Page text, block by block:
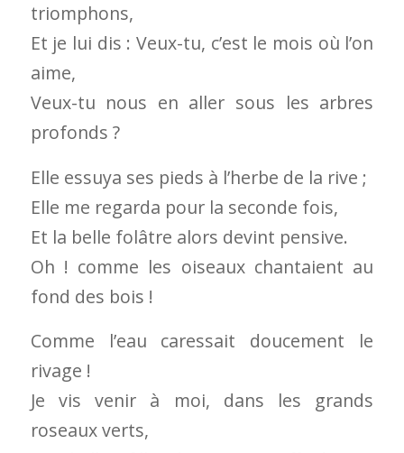
triomphons,
Et je lui dis : Veux-tu, c’est le mois où l’on
aime,
Veux-tu nous en aller sous les arbres
profonds ?
Elle essuya ses pieds à l’herbe de la rive ;
Elle me regarda pour la seconde fois,
Et la belle folâtre alors devint pensive.
Oh ! comme les oiseaux chantaient au
fond des bois !
Comme l’eau caressait doucement le
rivage !
Je vis venir à moi, dans les grands
roseaux verts,